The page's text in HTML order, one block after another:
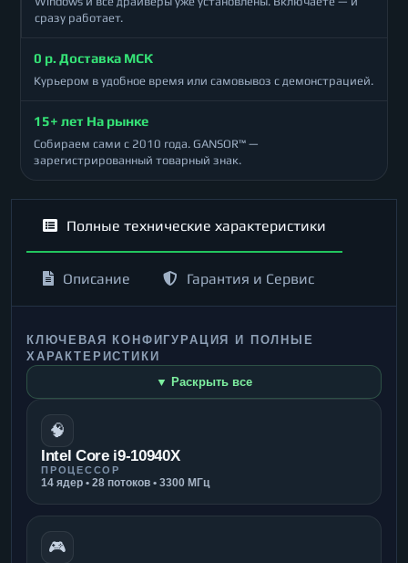
сразу работает.
0 р. Доставка МСК
Курьером в удобное время или самовывоз с демонстрацией.
15+ лет На рынке
Собираем сами с 2010 года. GANSOR™ —
зарегистрированный товарный знак.
Полные технические характеристики
Описание Гарантия и Сервис
КЛЮЧЕВАЯ КОНФИГУРАЦИЯ И ПОЛНЫЕ
ХАРАКТЕРИСТИКИ
▼ Раскрыть все
🧠
Intel Core i9-10940X
ПРОЦЕССОР
14 ядер • 28 потоков • 3300 МГц
🎮